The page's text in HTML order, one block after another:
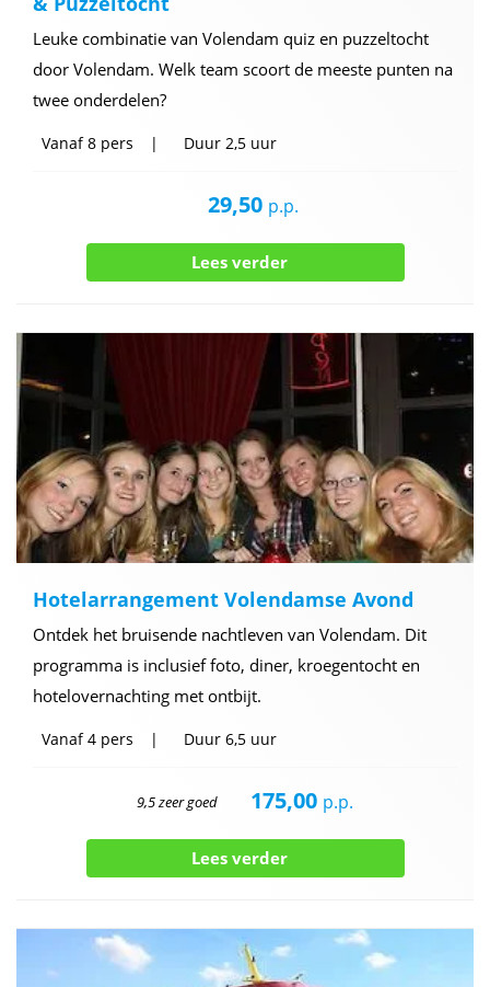
Leuke combinatie van Volendam quiz en puzzeltocht
door Volendam. Welk team scoort de meeste punten na
twee onderdelen?
Vanaf8 pers Duur 2,5 uur
29,50 p.p.
Lees verder
Hotelarrangement Volendamse Avond
Ontdek het bruisende nachtleven van Volendam. Dit
programma is inclusief foto, diner, kroegentocht en
hotelovernachting met ontbijt.
Vanaf4 pers Duur 6,5 uur
9,5 zeer goed 175,00 p.p.
Lees verder